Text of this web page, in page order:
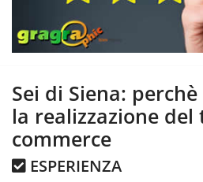
Sei di Siena:
la realizzazione del
commerce
ESPERIENZA